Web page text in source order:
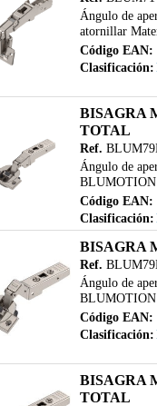
Ángulo de
atornillar
Código EAN:
Clasificación:
BISAGRA
TOTAL
Ref.
Ángulo de
BLUMOTION
Código EAN:
Clasificación:
BISAGRA
Ref.
Ángulo de
BLUMOTION
Código EAN:
Clasificación:
BISAGRA
TOTAL